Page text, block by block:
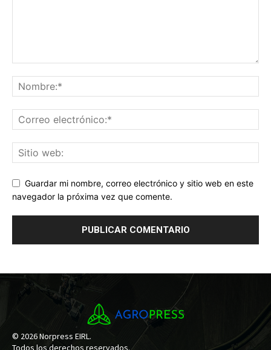
Guardar mi nombre, correo electrónico y sitio web en este
navegador la próxima vez que comente.
© 2026 Norpress EIRL.
Todos los derechos reservados.